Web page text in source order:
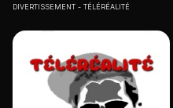
DIVERTISSEMENT TÉLÉRÉALITÉ